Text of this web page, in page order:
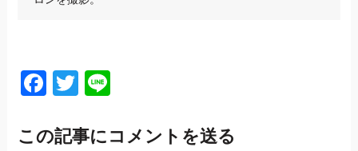
Facebook
Twitter
Line
この記事にコメントを送る